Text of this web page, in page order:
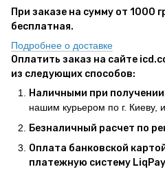
При заказе на сумму от 1000
бесплатная.
Подробнее о доставке
Оплатить заказ на сайте
из следующих способов:
Наличными при получении
нашим курьером по г. Киеву,
Безналичный расчет по
Оплата банковской
платежную систему LiqPay